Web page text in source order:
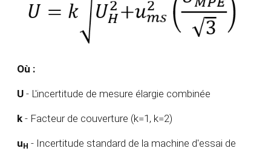
Où :
U - L'incertitude de mesure élargie combinée
k - Facteur de couverture (k=1, k=2)
uH - Incertitude standard de la machine d'essai de